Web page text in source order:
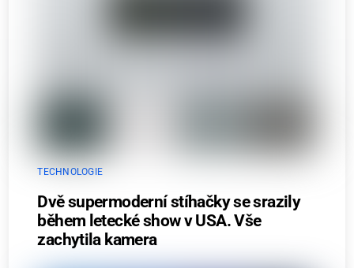
TECHNOLOGIE
Dvě supermoderní stíhačky se srazily
během letecké show v USA. Vše
zachytila kamera